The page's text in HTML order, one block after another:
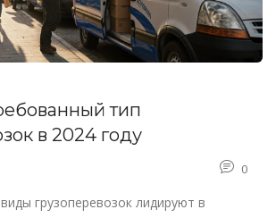
тип
в 2024 году
0
грузоперевозок лидируют в